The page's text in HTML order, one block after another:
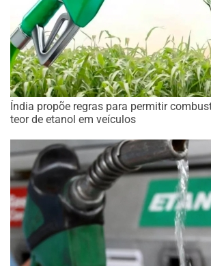
Índia propõe regras para permitir
teor de etanol em veículos